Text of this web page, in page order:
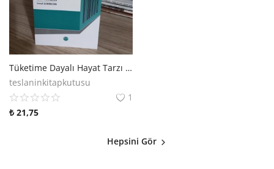
Tüketime Dayalı Hayat Tarzı ve İslam - İsmail Demirezen
teslaninkitapkutusu
1
₺ 21,75
Hepsini Gör